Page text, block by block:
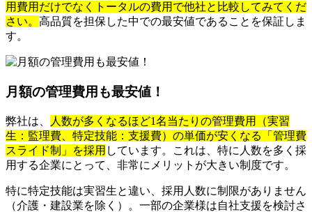
用費用だけでなくトータルの費用で他社と比較してみてくだ
さい。 高品質を担保した中での最安値であることを保証しま
す。
月額の管理費用も最安値！
弊社は、
人数が多くなるほど1名当たりの管理費用（実習
生：監理費、特定技能：支援費）の単価が安くなる「管理費
スライド制」を採用 しています。これは、特に人数を多く採
用する企業にとって、非常にメリットが大きい制度です。
特に特定技能は実習生と違い、採用人数に制限がありません
（介護・建設業を除く）。一部の企業様は自社支援を検討さ